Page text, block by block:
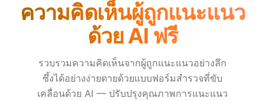
บล็อก
ราคา
ความคิดเห็นผู้ถูกแนะแนว
ด้วย AI ฟรี
รวบรวมความคิดเห็นจากผู้ถูกแนะแนวอย่างลึก
ซึ้งได้อย่างง่ายดายด้วยแบบฟอร์มสำรวจที่ขับ
เคลื่อนด้วย AI — ปรับปรุงคุณภาพการแนะแนว